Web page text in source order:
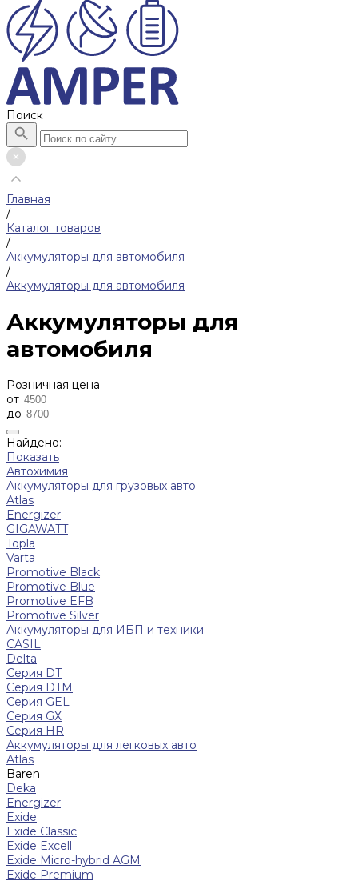
Поиск
Главная
/
Каталог товаров
/
Аккумуляторы для автомобиля
/
Аккумуляторы для автомобиля
Аккумуляторы для
автомобиля
Розничная цена
от
до
Найдено:
Показать
Автохимия
Аккумуляторы для грузовых авто
Atlas
Energizer
GIGAWATT
Topla
Varta
Promotive Black
Promotive Blue
Promotive EFB
Promotive Silver
Аккумуляторы для ИБП и техники
CASIL
Delta
Серия DT
Серия DTM
Серия GEL
Серия GХ
Серия HR
Аккумуляторы для легковых авто
Atlas
Baren
Deka
Energizer
Exide
Exide Classic
Exide Excell
Exide Micro-hybrid AGM
Exide Premium